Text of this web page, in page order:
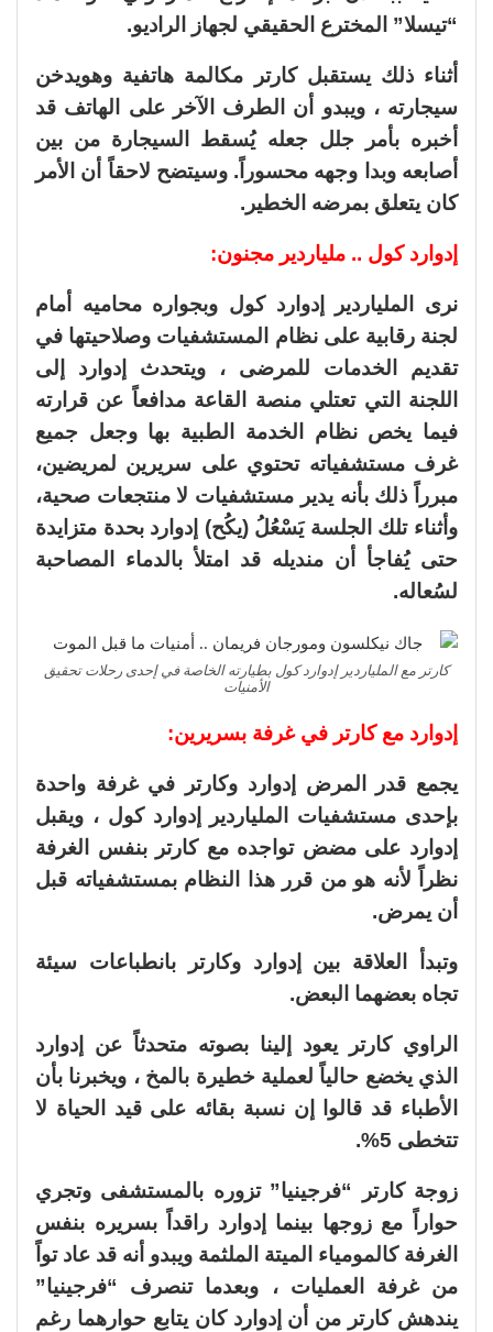
“تيسلا” المخترع الحقيقي لجهاز الراديو.
أثناء ذلك يستقبل كارتر مكالمة هاتفية وهويدخن
سيجارته ، ويبدو أن الطرف الآخر على الهاتف قد
أخبره بأمر جلل جعله يُسقط السيجارة من بين
أصابعه وبدا وجهه محسوراً. وسيتضح لاحقاً أن الأمر
كان يتعلق بمرضه الخطير.
إدوارد كول .. ملياردير مجنون:
نرى الملياردير إدوارد كول وبجواره محاميه أمام
لجنة رقابية على نظام المستشفيات وصلاحيتها في
تقديم الخدمات للمرضى ، ويتحدث إدوارد إلى
اللجنة التي تعتلي منصة القاعة مدافعاً عن قرارته
فيما يخص نظام الخدمة الطبية بها وجعل جميع
غرف مستشفياته تحتوي على سريرين لمريضين،
مبرراً ذلك بأنه يدير مستشفيات لا منتجعات صحية،
وأثناء تلك الجلسة يَسْعُلُ (يكُح) إدوارد بحدة متزايدة
حتى يُفاجأ أن منديله قد امتلأ بالدماء المصاحبة
لسُعاله.
كارتر مع الملياردير إدوارد كول بطيارته الخاصة في إحدى رحلات تحقيق
الأمنيات
إدوارد مع كارتر في غرفة بسريرين:
يجمع قدر المرض إدوارد وكارتر في غرفة واحدة
بإحدى مستشفيات الملياردير إدوارد كول ، ويقبل
إدوارد على مضض تواجده مع كارتر بنفس الغرفة
نظراً لأنه هو من قرر هذا النظام بمستشفياته قبل
أن يمرض.
وتبدأ العلاقة بين إدوارد وكارتر بانطباعات سيئة
تجاه بعضهما البعض.
الراوي كارتر يعود إلينا بصوته متحدثاً عن إدوارد
الذي يخضع حالياً لعملية خطيرة بالمخ ، ويخبرنا بأن
الأطباء قد قالوا إن نسبة بقائه على قيد الحياة لا
تتخطى 5%.
زوجة كارتر “فرجينيا” تزوره بالمستشفى وتجري
حواراً مع زوجها بينما إدوارد راقداً بسريره بنفس
الغرفة كالمومياء الميتة الملثمة ويبدو أنه قد عاد تواً
من غرفة العمليات ، وبعدما تنصرف “فرجينيا”
يندهش كارتر من أن إدوارد كان يتابع حوارهما رغم